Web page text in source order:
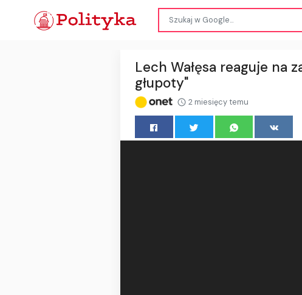
Lech Wałęsa reaguje na
głupoty"
2 miesięcy temu